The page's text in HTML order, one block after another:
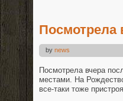
by news
Посмотрела вчера
местами. На
все-таки тоже